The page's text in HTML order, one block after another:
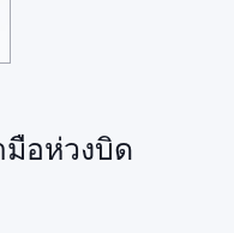
มือห่วงบิด